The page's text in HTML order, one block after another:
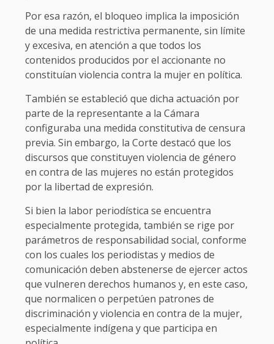
Por esa razón, el bloqueo implica la imposición
de una medida restrictiva permanente, sin límite
y excesiva, en atención a que todos los
contenidos producidos por el accionante no
constituían violencia contra la mujer en política.
También se estableció que dicha actuación por
parte de la representante a la Cámara
configuraba una medida constitutiva de censura
previa. Sin embargo, la Corte destacó que los
discursos que constituyen violencia de género
en contra de las mujeres no están protegidos
por la libertad de expresión.
Si bien la labor periodística se encuentra
especialmente protegida, también se rige por
parámetros de responsabilidad social, conforme
con los cuales los periodistas y medios de
comunicación deben abstenerse de ejercer actos
que vulneren derechos humanos y, en este caso,
que normalicen o perpetúen patrones de
discriminación y violencia en contra de la mujer,
especialmente indígena y que participa en